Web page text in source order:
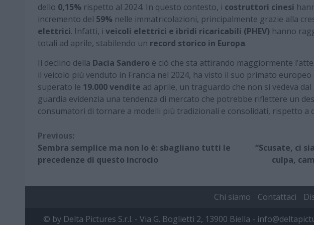
dello 0,15% rispetto al 2024. In questo contesto, i costruttori cinesi
incremento del 59% nelle immatricolazioni, principalmente grazie alla
elettrici. Infatti, i veicoli elettrici e ibridi ricaricabili (PHEV) hanno
totali ad aprile, stabilendo un record storico in Europa.
Il declino della Dacia Sandero è ciò che sta attirando maggiormente
il veicolo più venduto in Francia nel 2024, ha visto il suo primato europeo
superato le 19.000 vendite ad aprile, un traguardo che non si vedeva
guardia evidenzia una tendenza di mercato che potrebbe riflettere un
consumatori di tornare a modelli più tradizionali e consolidati, rispetto a
Continue
Reading
Previous:
Sembra semplice ma non lo è: sbagliano tutti le
precedenze di questo incrocio
“Scusate, ci
culpa,
Chi siamo Contattaci
© by Delta Pictures S.r.l. - Via G. Boglietti 2, 13900 Biella -